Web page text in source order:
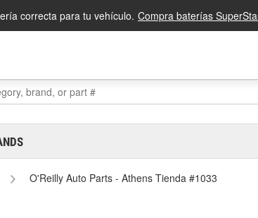
correcta para tu vehículo. Compra baterías
O'Reilly Auto Parts - Athens Tienda #1033